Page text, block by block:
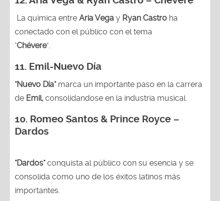
La química entre Aria Vega y Ryan Castro ha
conectado con el público con el tema
"Chévere".
11. Emil-Nuevo Día
"Nuevo Día"marca un importante paso en la carrera
de Emil, consolidandose en la industria musical.
10. Romeo Santos & Prince Royce –
Dardos
"Dardos"conquista al público con su esencia y se
consolida como uno de los éxitos latinos más
importantes.